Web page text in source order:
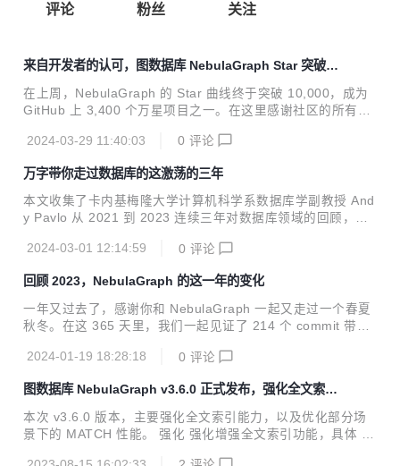
评论
粉丝 关注
来自开发者的认可，图数据库 NebulaGraph Star 突破 1
0,000 大关
在上周，NebulaGraph 的 Star 曲线终于突破 10,000，成为
GitHub 上 3,400 个万星项目之一。在这里感谢社区的所有
技术团队们。是你们，让 NebulaGraph 在今日得以被上万人
么可扩展性不强。在充分了解行业对图数据库的需求，以及认
识到现有图数据库产品的不足后，我在 2018 年开始投入研发
NebulaGraph。我们从写下 NebulaGraph 的第一行代码开始
就认识到它必须是一款开源的、分布式的、支持线性扩容和高
性能的...
2024-03-29 11:40:03 0 评论
万字带你走过数据库的这激荡的三年
本文收集了卡内基梅隆大学计算机科学系数据库学副教授 And
y Pavlo 从 2021 到 2023 连续三年对数据库领域的回顾，希
解。
2024-03-01 12:14:59 0 评论
回顾 2023，NebulaGraph 的这一年的变化
一年又过去了，感谢你和 NebulaGraph 一起又走过一个春夏
秋冬。在这 365 天里，我们一起见证了 214 个 commit 带来
3.5.0 和 v 3.6.0；除了内核经历了 3 个中版本的迭代之外，N
周边工具的大更新。
2024-01-19 18:28:18 0 评论
图数据库 NebulaGraph v3.6.0 正式发布，强化全文索引
能力
本次 v3.6.0 版本，主要强化全文索引能力，以及优化部分场
景下的 MATCH 性能。 强化 强化增强全文索引功能，具体 pr